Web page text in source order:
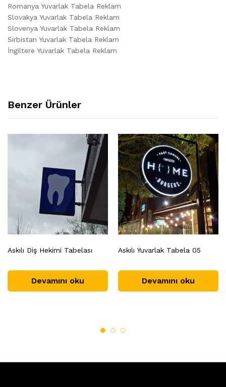
Romanya Yuvarlak Tabela Reklam
Slovakya Yuvarlak Tabela Reklam
Slovenya Yuvarlak Tabela Reklam
Sırbistan Yuvarlak Tabela Reklam
İngiltere Yuvarlak Tabela Reklam
Benzer Ürünler
Askılı Diş Hekimi Tabelası
Devamını oku
Askılı Yuvarlak Tabela 05
Devamını oku